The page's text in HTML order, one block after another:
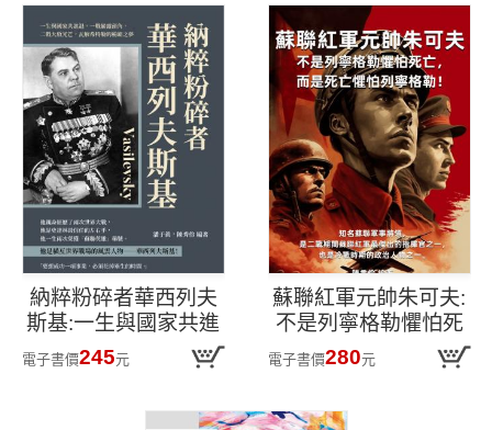
納粹粉碎者華西列夫
斯基:一生與國家共進
退,一戰嶄露頭角,二戰
大放光芒,瓦解希特勒
電子書價245元
蘇聯紅軍元帥朱可夫:
不是列寧格勒懼怕死
亡,而是死亡懼怕列寧
格勒!
電子書價280元